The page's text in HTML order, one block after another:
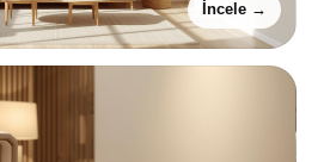
İncele →